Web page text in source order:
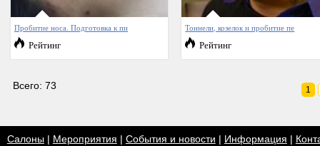
Пробитие носа. Подготовка к пи
Рейтинг
Тоннели, козелок и пробитие пе
Рейтинг
Всего: 73 1
Салоны| Мероприятия | События и новости | Информация |